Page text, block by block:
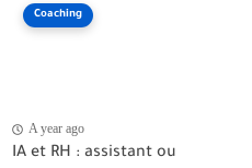
Coaching
A year ago
IA et RH : assistant ou